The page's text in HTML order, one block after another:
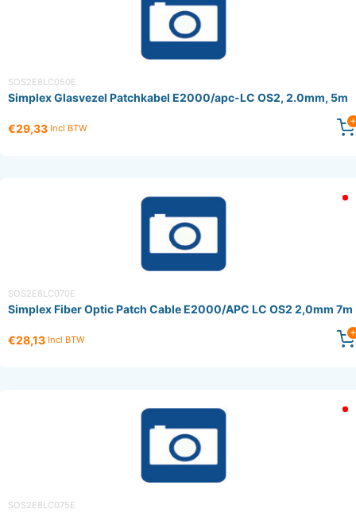
SOS2E8LC050E
Simplex Glasvezel Patchkabel E2000/apc-LC OS2, 2.0mm, 5m
€29,33 Incl BTW
SOS2E8LC070E
Simplex Fiber Optic Patch Cable E2000/APC LC OS2 2,0mm 7m
€28,13 Incl BTW
SOS2E8LC075E